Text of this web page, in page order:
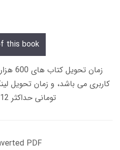
this book
زمان
تومانی حداکثر 12 ساعت از طریق پیامک/ایمیل
PDF